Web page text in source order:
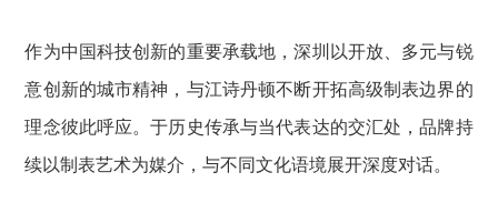
作为中国科技创新的重要承载地，深圳以开放、多元与锐
意创新的城市精神，与江诗丹顿不断开拓高级制表边界的
理念彼此呼应。于历史传承与当代表达的交汇处，品牌持
续以制表艺术为媒介，与不同文化语境展开深度对话。